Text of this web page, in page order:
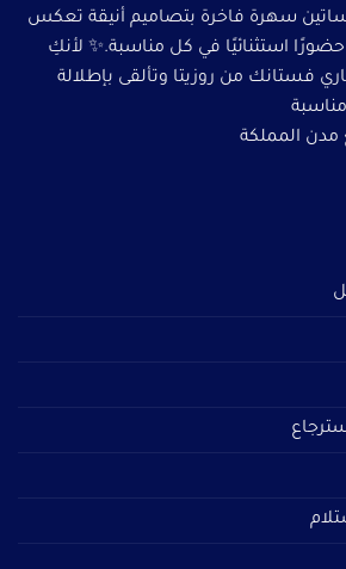
سهرة فاخرة بتصاميم أنيقة تعكس
استثنائيًا في كل مناسبة.✨ لأنكِ
فستانك من روزيتا وتألقى بإطلالة
المملكة